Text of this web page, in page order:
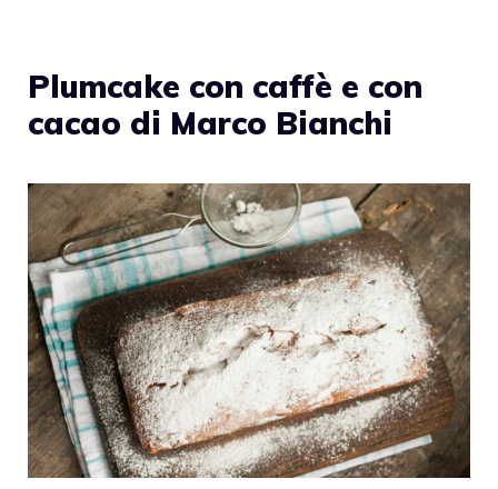
Plumcake con caffè e con
cacao di Marco Bianchi